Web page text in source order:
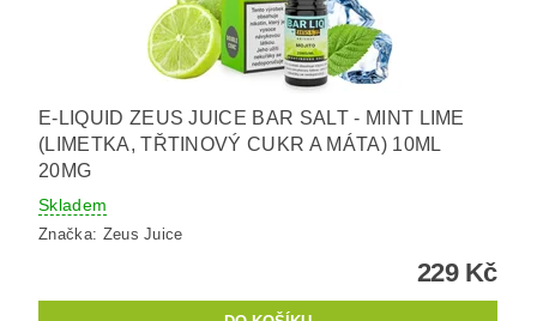
E-LIQUID ZEUS JUICE BAR SALT - MINT LIME
(LIMETKA, TŘTINOVÝ CUKR A MÁTA) 10ML
20MG
Skladem
Značka: Zeus Juice
229 Kč